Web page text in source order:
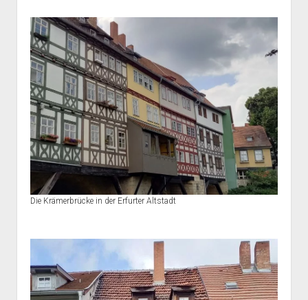
Die Krämerbrücke in der Erfurter Altstadt